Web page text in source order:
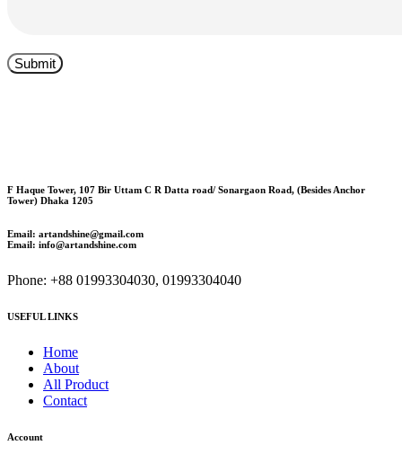
F Haque Tower, 107 Bir Uttam C R Datta road/ Sonargaon Road, (Besides Anchor
Tower) Dhaka 1205
Email: artandshine@gmail.com
Email: info@artandshine.com
Phone: +88 01993304030, 01993304040
USEFUL LINKS
Home
About
All Product
Contact
Account